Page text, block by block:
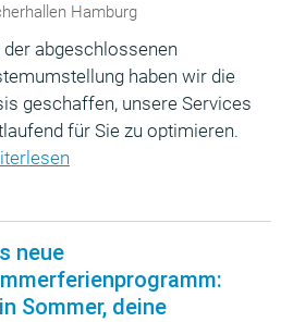
Hamburg
der abgeschlossenen
haben wir die
geschaffen, unsere Services
für Sie zu optimieren.
neue
Sommer, deine